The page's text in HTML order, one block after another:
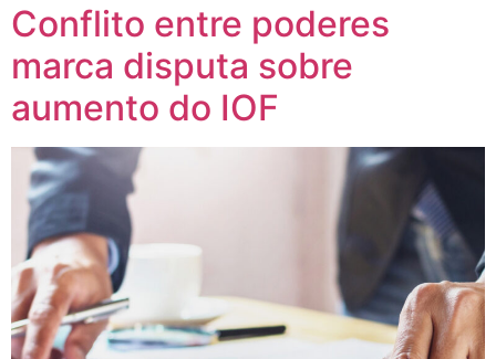
Conflito entre poderes
marca disputa sobre
aumento do IOF